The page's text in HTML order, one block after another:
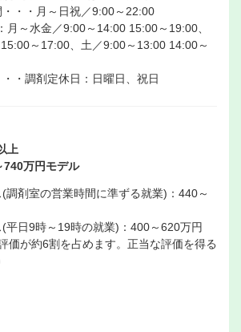
・・月～日祝／9:00～22:00
月～水金／9:00～14:00 15:00～19:00、
～17:00、土／9:00～13:00 14:00～
・調剤定休日：日曜日、祝日
上
740万円モデル
調剤室の営業時間に準ずる就業)：440～
平日9時～19時の就業)：400～620万円
価が約6割を占めます。正当な評価を得る